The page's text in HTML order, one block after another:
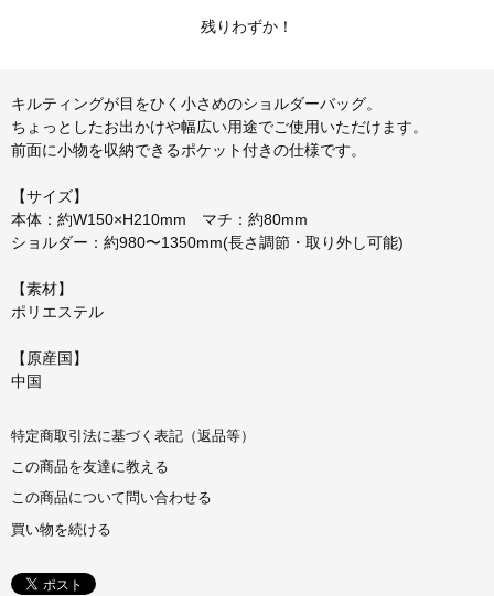
残りわずか！
キルティングが目をひく小さめのショルダーバッグ。
ちょっとしたお出かけや幅広い用途でご使用いただけます。
前面に小物を収納できるポケット付きの仕様です。
【サイズ】
本体：約W150×H210mm マチ：約80mm
ショルダー：約980〜1350mm(長さ調節・取り外し可能)
【素材】
ポリエステル
【原産国】
中国
特定商取引法に基づく表記（返品等）
この商品を友達に教える
この商品について問い合わせる
買い物を続ける